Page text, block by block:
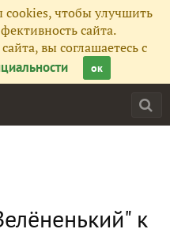
чтобы улучшить
сайта.
вы соглашаетесь с
ок
к